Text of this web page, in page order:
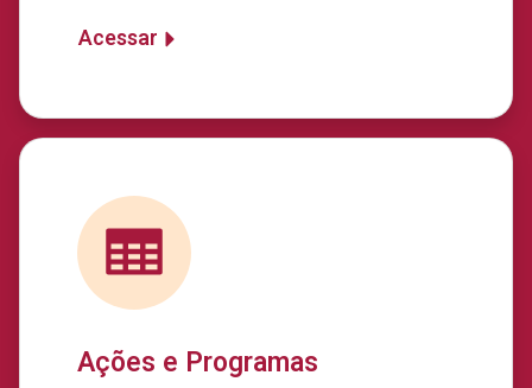
Acessar
Ações e Programas